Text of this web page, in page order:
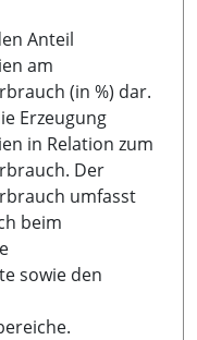
Anteil
am
(in %) dar.
Erzeugung
in Relation zum
Der
umfasst
beim
sowie den